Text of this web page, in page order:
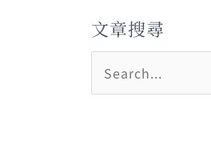
文章搜尋
尋